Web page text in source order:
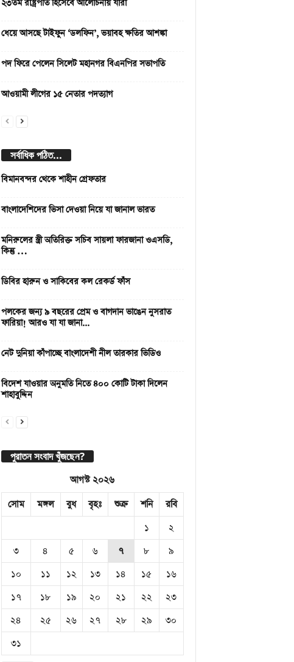
২৩তম রাষ্ট্রপতি হিসেবে আলোচনায় যারা
ধেয়ে আসছে টাইফুন ‘ডলফিন’, ভয়াবহ ক্ষতির আশঙ্কা
পদ ফিরে পেলেন সিলেট মহানগর বিএনপির সভাপতি
আওয়ামী লীগের ১৫ নেতার পদত্যাগ
সর্বাধিক পঠিত...
বিমানবন্দর থেকে শাহীন গ্রেফতার
বাংলাদেশিদের ভিসা দেওয়া নিয়ে যা জানাল ভারত
মনিরুলের স্ত্রী অতিরিক্ত সচিব সায়লা ফারজানা ওএসডি,
কিন্তু …
ডিবির হারুন ও সাকিবের কল রেকর্ড ফাঁস
পলকের জন্য ৯ বছরের প্রেম ও বাগদান ভাঙেন নুসরাত
ফারিয়া! আরও যা যা জানা...
নেট দুনিয়া কাঁপাচ্ছে বাংলাদেশী নীল তারকার ভিডিও
বিদেশ যাওয়ার অনুমতি নিতে ৪০০ কোটি টাকা দিলেন
শাহাবুদ্দিন
পুরাতন সংবাদ খুঁজছেন?
আগস্ট ২০২৬
সোম
মঙ্গল বুধ বৃহঃ শুক্র শনি রবি
১
২
৩
৪ ৫ ৬ ৭ ৮
৯
১০
১১ ১২ ১৩ ১৪ ১৫
১৬
১৭
১৮ ১৯ ২০ ২১ ২২
২৩
২৪
২৫ ২৬ ২৭ ২৮ ২৯
৩০
৩১